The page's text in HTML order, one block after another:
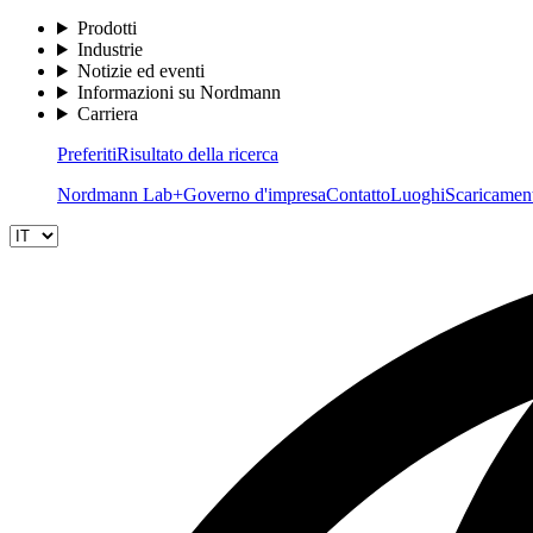
Prodotti
Industrie
Notizie ed eventi
Informazioni su Nordmann
Carriera
PreferitiRisultato della ricerca
Nordmann Lab+Governo d'impresaContattoLuoghi